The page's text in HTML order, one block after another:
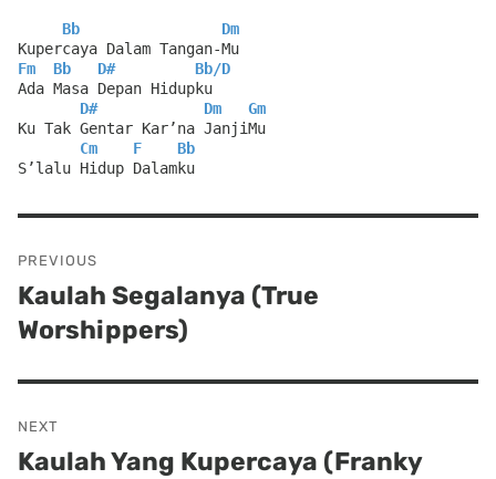
Bb
Dm
Kupercaya Dalam Tangan-Mu
Fm
Bb D# Bb/D
Ada Masa Depan Hidupku
D#
Dm
Gm
Ku Tak Gentar Kar’na JanjiMu
Cm
F
Bb
S’lalu Hidup Dalamku
navigation
PREVIOUS
Previous
post:
Kaulah Segalanya (True
Worshippers)
NEXT
Next
Kaulah Yang Kupercaya (Franky